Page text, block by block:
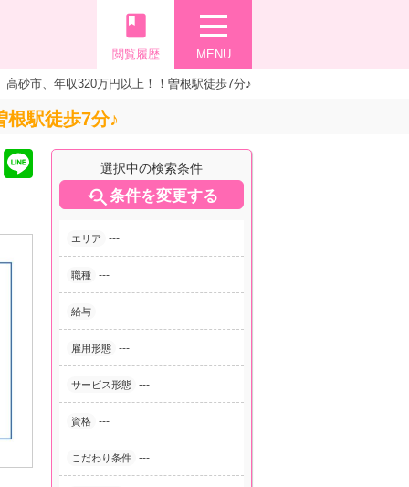
MENU
book
閲覧履歴
砂市、年収320万円以上！！曽根駅徒歩7分♪
駅徒歩7分♪
選択中の検索条件
条件を変更する
エリア ---
職種 ---
給与 ---
雇用形態 ---
サービス形態 ---
資格 ---
こだわり条件 ---